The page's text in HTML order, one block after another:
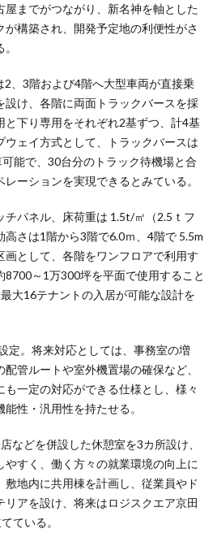
までがつながり、新名神を軸とした
構築され、開発予定地の利便性がさ
2、3階および4階へ大型車両が直接乗
設け、各階に両面トラックバースを採
と下り専用をそれぞれ2基ずつ、計4基
ェイ方式として、トラックバースは
能で、30台分のトラック待機場と合
ーションを実現できるとみている。
チパネル、床荷重は 1.5t/㎡（2.5ｔフ
高さは1階から3階で6.0ｍ、4階で 5.5m
画として、各階をワンフロアで利用す
8700～1万300坪を平面で使用すること
大16テナントの入居が可能な設計を
定。将来対応としては、事務室の増
管ルートや室外機置場の確保など、
も一定の対応ができる仕様とし、様々
性・汎用性を持たせる。
などを併設した休憩室を3カ所設け、
すく、働く方々の就業環境の向上に
地内に共用棟を計画し、従業員やド
アを設け、将来はロジスクエア京田
ている。